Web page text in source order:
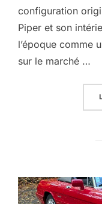
configuration
Piper et son
l’époque comme
sur le marché …